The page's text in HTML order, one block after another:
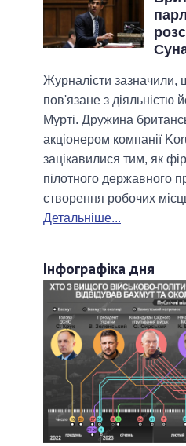
Журналісти зазначили,
пов'язане з діяльністю
Мурті. Дружина
акціонером компанії
зацікавилися тим, як
пілотного державного
створення робочих
Детальніше...
Інфографіка дня